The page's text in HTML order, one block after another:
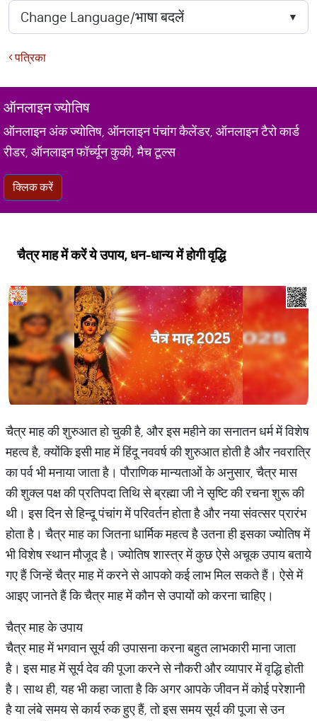
पत्रिका
ऑनलाइन ज्योतिष
ऑनलाइन अंक ज्योतिष, ऑनलाइन पंचांग कैलेंडर, ऑनलाइन टैरो कार्ड
रीडर, ऑनलाइन फॉर्च्यून कुकी, मैच टूल्स
क्लिक करें
चैत्र माह में करें ये उपाय, धन-धान्य में होगी वृद्धि
चैत्र माह की शुरुआत हो चुकी है, और इस महीने का सनातन धर्म में विशेष
महत्व है, क्योंकि इसी माह में हिंदू नववर्ष की शुरुआत होती है और नवरात्रि
का पर्व भी मनाया जाता है। पौराणिक मान्यताओं के अनुसार, चैत्र मास
की शुक्ल पक्ष की प्रतिपदा तिथि से ब्रह्मा जी ने सृष्टि की रचना शुरू की
थी। इस दिन से हिन्दू पंचांग में परिवर्तन होता है और नया संवत्सर प्रारंभ
होता है। चैत्र माह का जितना धार्मिक महत्व है उतना ही इसका ज्योतिष में
भी विशेष स्थान मौजूद है। ज्योतिष शास्त्र में कुछ ऐसे अचूक उपाय बताये
गए हैं जिन्हें चैत्र माह में करने से आपको कई लाभ मिल सकते हैं। ऐसे में
आइए जानते हैं कि चैत्र माह में कौन से उपायों को करना चाहिए।
चैत्र माह के उपाय
चैत्र माह में भगवान सूर्य की उपासना करना बहुत लाभकारी माना जाता
है। इस माह में सूर्य देव की पूजा करने से नौकरी और व्यापार में वृद्धि होती
है। साथ ही, यह भी कहा जाता है कि अगर आपके जीवन में कोई परेशानी
है या लंबे समय से कार्य रुक हुए हैं, तो इस समय सूर्य की पूजा से उन